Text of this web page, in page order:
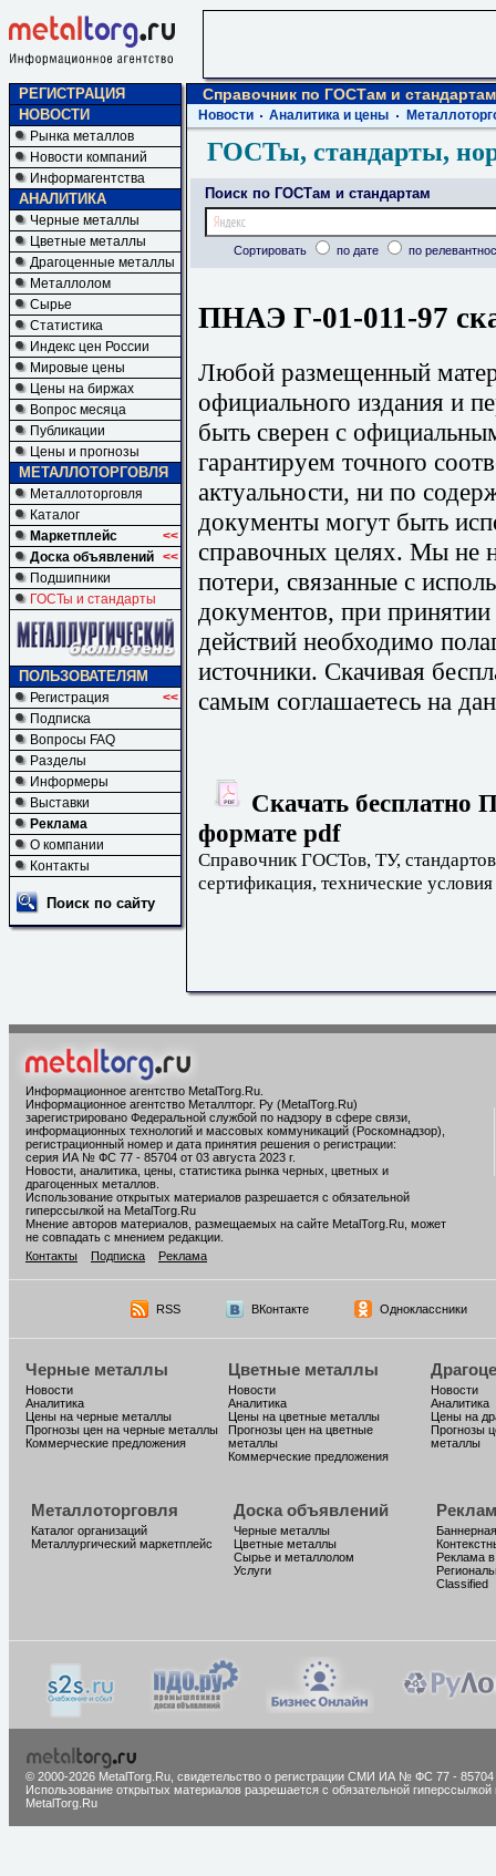
РЕГИСТРАЦИЯ
НОВОСТИ
Рынка металлов
Новости компаний
Информагентства
АНАЛИТИКА
Черные металлы
Цветные металлы
Драгоценные металлы
Металлолом
Сырье
Статистика
Индекс цен России
Мировые цены
Цены на биржах
Вопрос месяца
Публикации
Цены и прогнозы
МЕТАЛЛОТОРГОВЛЯ
Металлоторговля
Каталог
Маркетплейс
<<
Доска объявлений <<
Подшипники
ГОСТы и стандарты
ПОЛЬЗОВАТЕЛЯМ
Регистрация
<<
Подписка
Вопросы FAQ
Разделы
Информеры
Выставки
Реклама
О компании
Контакты
Поиск по сайту
Справочник по ГОСТам и стандартам
Новости Аналитика и цены
ГОСТы, стандарты,
Поиск по ГОСТам и стандартам
Сортировать по дате по
ПНАЭ Г-01-011-97
Любой размещенный
официального издания и
быть сверен с
гарантируем точного
актуальности, ни по
документы могут быть
справочных целях. Мы не
потери, связанные с
документов, при
действий необходимо
источники. Скачивая
самым соглашаетесь на
Скачать бесплатно
формате pdf
Справочник ГОСТов, ТУ,
сертификация, технические условия
Информационное агентство MetalTorg.Ru
Информационное агентство Металлторг. Ру (MetalTorg.Ru)
зарегистрировано Федеральной службой по надзору в сфере связи,
информационных технологий и массовых коммуникаций (Роскомнадзор),
регистрационный номер и дата принятия решения о регистрации:
серия ИА № ФС 77 - 85704 от 03 августа 2023 г.
Новости, аналитика, цены, статистика рынка черных, цветных и
драгоценных металлов.
Использование открытых материалов разрешается с обязательной
гиперссылкой на MetalTorg.Ru
Мнение авторов материалов, размещаемых на сайте MetalTorg.Ru, может
не совпадать с мнением редакции.
Контакты
Подписка Реклама
RSS ВКонтакте Одноклассники
Черные металлы
Новости
Аналитика
Цены на черные металлы
Прогнозы цен на черные металлы
Коммерческие предложения
Цветные металлы
Новости
Аналитика
Цены на цветные металлы
Прогнозы цен на цветные
металлы
Коммерческие предложения
Новости
Аналитика
Цены на
Прогнозы
металлы
Металлоторговля
Каталог организаций
Металлургический маркетплейс
Доска объявлений
Черные металлы
Цветные металлы
Сырье и металлолом
Услуги
Реклама
Classified
© 2000-2026 MetalTorg.Ru, cвидетельство о регистрации СМИ ИА № ФС 77 - 85704
Использование открытых материалов разрешается с обязательной гиперссылкой
MetalTorg.Ru